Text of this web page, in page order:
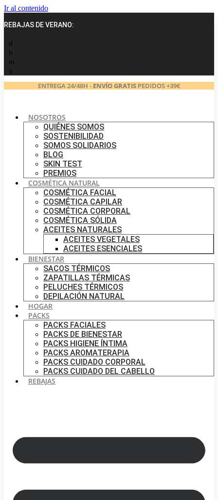
Ir al contenido
REBAJAS DE VERANO:
d :
h :
m :
s
ENTREGA 24/48H - ENVÍO GRATISPEDIDOS +39€
NOSOTROS
QUIÉNES SOMOS
SOSTENIBILIDAD
SOMOS SOLIDARIOS
BLOG
SKIN TEST
PREMIOS
COSMÉTICA NATURAL
COSMÉTICA FACIAL
COSMÉTICA CAPILAR
COSMÉTICA CORPORAL
COSMÉTICA SÓLIDA
ACEITES NATURALES
ACEITES VEGETALES
ACEITES ESENCIALES
BIENESTAR
SACOS TÉRMICOS
ZAPATILLAS TÉRMICAS
PELUCHES TÉRMICOS
DEPILACIÓN NATURAL
HOGAR
PACKS
PACKS FACIALES
PACKS DE BIENESTAR
PACKS HIGIENE ÍNTIMA
PACKS AROMATERAPIA
PACKS CUIDADO CORPORAL
PACKS CUIDADO DEL CABELLO
REBAJAS